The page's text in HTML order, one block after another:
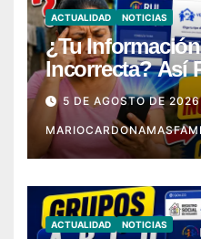
ACTUALIDAD NOTICIAS
¿Tu
Incorrecta? Así
5 DE AGOSTO DE
ACTUALIDAD NOTICIAS